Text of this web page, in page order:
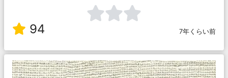
94 7年くらい前